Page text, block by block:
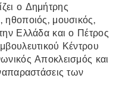
ο Δημήτρης
ηθοποιός, μουσικός,
Ελλάδα και ο Πέτρος
Κέντρου
Αποκλεισμός και
των